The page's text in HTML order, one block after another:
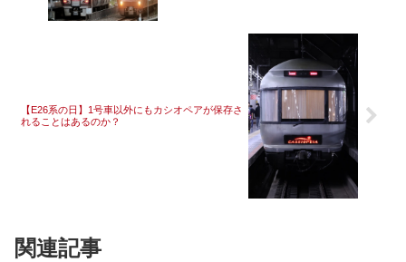
【E26系の日】1号車以外にもカシオペアが保存さ
れることはあるのか？
関連記事